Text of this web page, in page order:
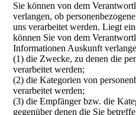
Sie können von dem
verlangen, ob
uns verarbeitet werden. Liegt
können Sie von dem
Informationen Auskunft
(1) die Zwecke, zu denen die
verarbeitet werden;
(2) die Kategorien von
verarbeitet werden;
(3) die Empfänger bzw. die
gegenüber denen die Sie